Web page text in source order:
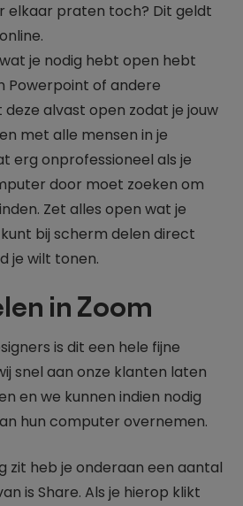
elkaar praten toch? Dit geldt
je nodig hebt open hebt
Powerpoint of andere
alvast open zodat je jouw
met alle mensen in je
erg onprofessioneel als je
door moet zoeken om
Zet alles open wat je
bij scherm delen direct
je wilt tonen.
in Zoom
is dit een hele fijne
snel aan onze klanten laten
en we kunnen indien nodig
hun computer overnemen.
zit heb je onderaan een aantal
is Share. Als je hierop klikt